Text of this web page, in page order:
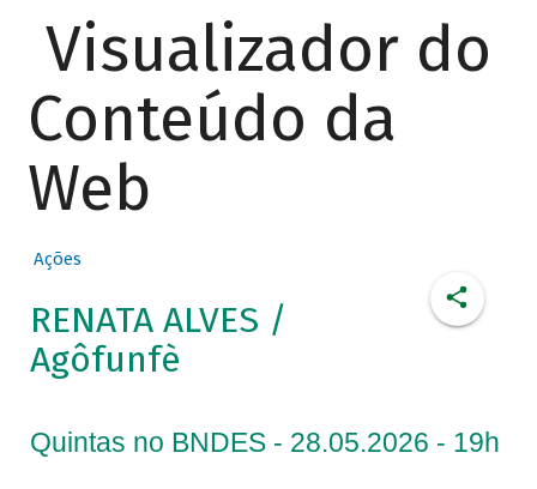
Visualizador do
Conteúdo da
Web
Ações
RENATA ALVES /
Agôfunfè
Quintas no BNDES - 28.05.2026 - 19h